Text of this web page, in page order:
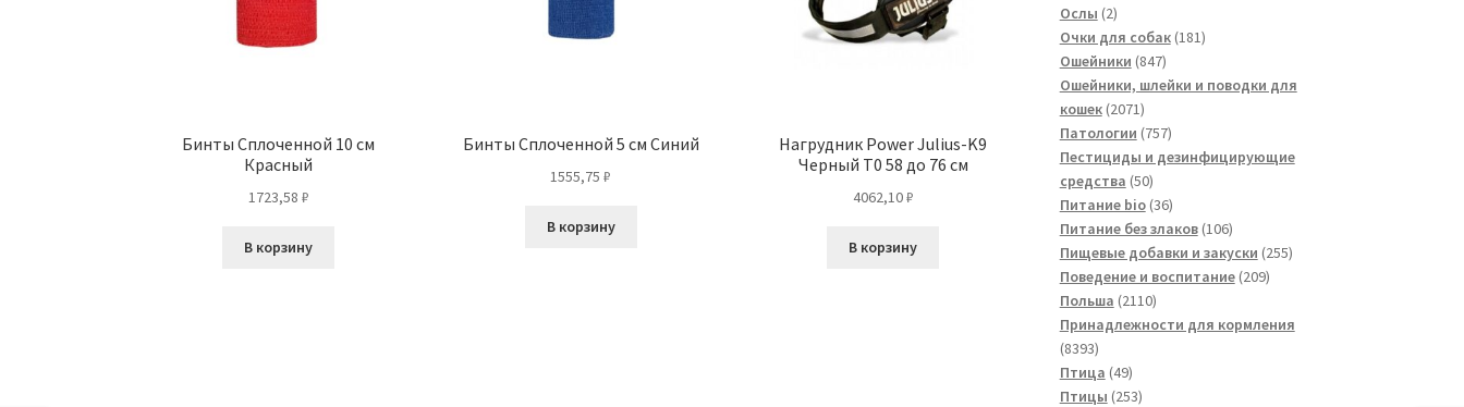
Бинты Сплоченной 10 см
Красный
1723,58 ₽
В корзину
Бинты Сплоченной 5 см Синий
1555,75₽
В корзину
Нагрудник Power Julius-K9
Черный T0 58 до 76 см
4062,10₽
В корзину
Ослы 22
товара
Очки для собак 181181
Ошейники 847847
товаров
Ошейники, шлейки и поводки для
кошек 20712071
товар
Патологии 757757
товаров
Пестициды и дезинфицирующие
средства 5050
товаров
Питание bio 3636
товаров
Питание без злаков 106106
товаров
Пищевые добавки и закуски 255255
Поведение и воспитание 209209
Польша 21102110
товаров
Принадлежности для кормления
83938393
товара
Птица 4949
товаров
Птицы 253253